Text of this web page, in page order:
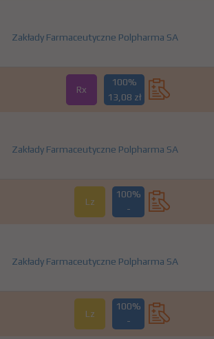
Zakłady Farmaceutyczne Polpharma SA
Rx
100%
13,08 zł
Zakłady Farmaceutyczne Polpharma SA
Lz
100%
-
Zakłady Farmaceutyczne Polpharma SA
Lz
100%
-